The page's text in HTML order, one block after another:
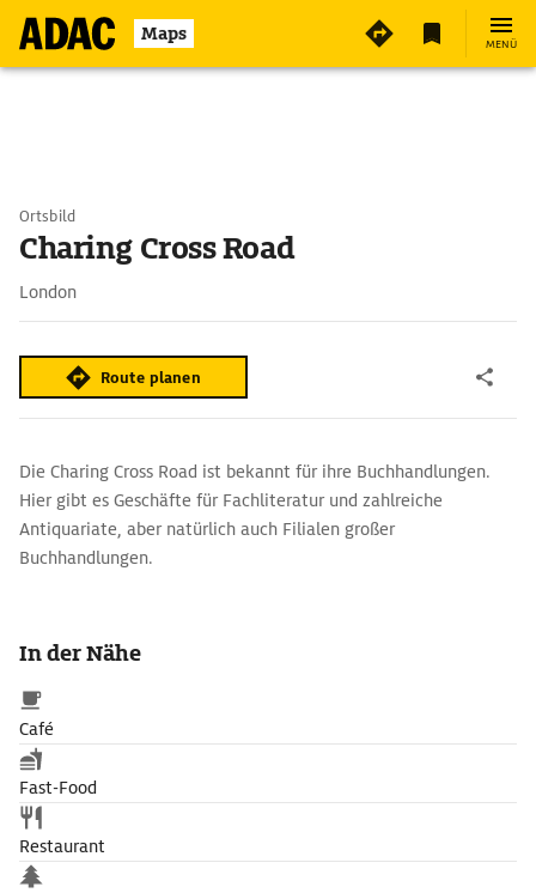
Maps MENÜ
Ortsbild
Charing Cross Road
London
Route planen
Die Charing Cross Road ist bekannt für ihre Buchhandlungen.
Hier gibt es Geschäfte für Fachliteratur und zahlreiche
Antiquariate, aber natürlich auch Filialen großer
Buchhandlungen.
In der Nähe
Café
Fast-Food
Restaurant